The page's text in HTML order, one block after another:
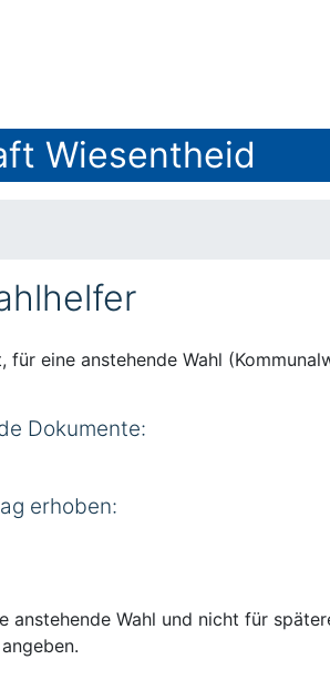
Wiesentheid
eine anstehende Wahl
Dokumente:
erhoben:
anstehende Wahl und nicht für